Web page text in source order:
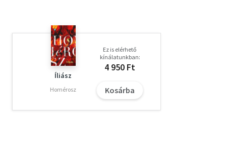
Íliász
Homérosz
Ez is elérhető
kínálatunkban:
4 950 Ft
Kosárba